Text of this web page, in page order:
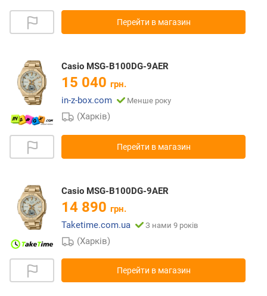
Перейти в магазин
Casio MSG-B100DG-9AER
15 040 грн.
in-z-box.com
Менше року
(Харків)
Перейти в магазин
Casio MSG-B100DG-9AER
14 890 грн.
Taketime.com.ua
З нами 9 років
(Харків)
Перейти в магазин